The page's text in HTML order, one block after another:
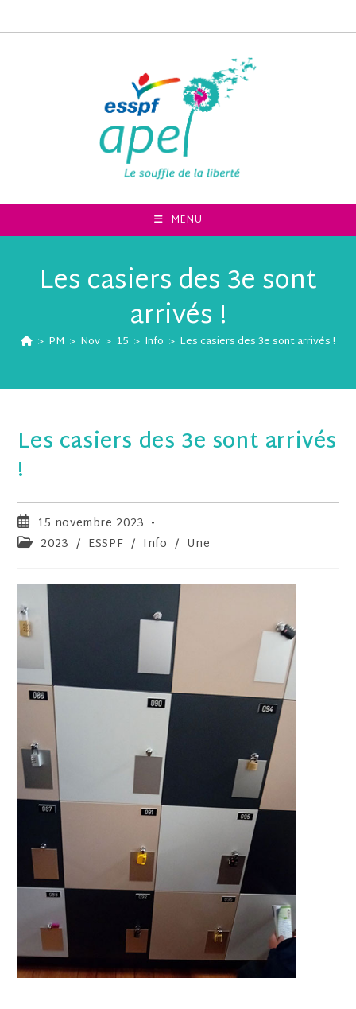
MENU
Les casiers des 3e sont
arrivés !
> PM > Nov > 15 > Info > Les casiers des 3e sont arrivés !
Les casiers des 3e sont arrivés
!
15 novembre 2023
2023 / ESSPF / Info / Une